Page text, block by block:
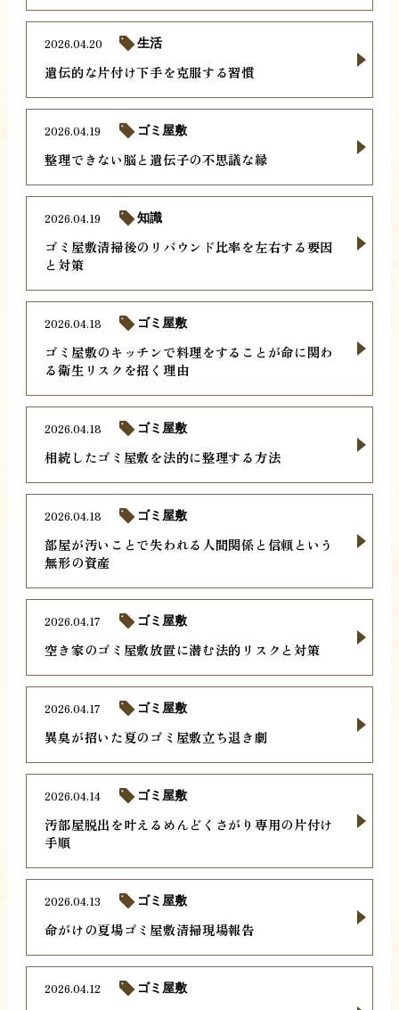
遺伝的な片付け下手を克服する習慣
2026.04.20 生活
整理できない脳と遺伝子の不思議な縁
2026.04.19 ゴミ屋敷
ゴミ屋敷清掃後のリバウンド比率を左右する要因
と対策
2026.04.19 知識
ゴミ屋敷のキッチンで料理をすることが命に関わ
る衛生リスクを招く理由
2026.04.18 ゴミ屋敷
相続したゴミ屋敷を法的に整理する方法
2026.04.18 ゴミ屋敷
部屋が汚いことで失われる人間関係と信頼という
無形の資産
2026.04.18 ゴミ屋敷
空き家のゴミ屋敷放置に潜む法的リスクと対策
2026.04.17 ゴミ屋敷
異臭が招いた夏のゴミ屋敷立ち退き劇
2026.04.17 ゴミ屋敷
汚部屋脱出を叶えるめんどくさがり専用の片付け
手順
2026.04.14 ゴミ屋敷
命がけの夏場ゴミ屋敷清掃現場報告
2026.04.13 ゴミ屋敷
2026.04.12 ゴミ屋敷